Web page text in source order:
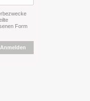
Form
Anmelden